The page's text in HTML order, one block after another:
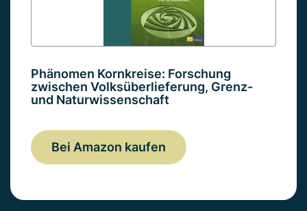
Phänomen Kornkreise: Forschung
zwischen Volksüberlieferung, Grenz-
und Naturwissenschaft
Bei Amazon kaufen